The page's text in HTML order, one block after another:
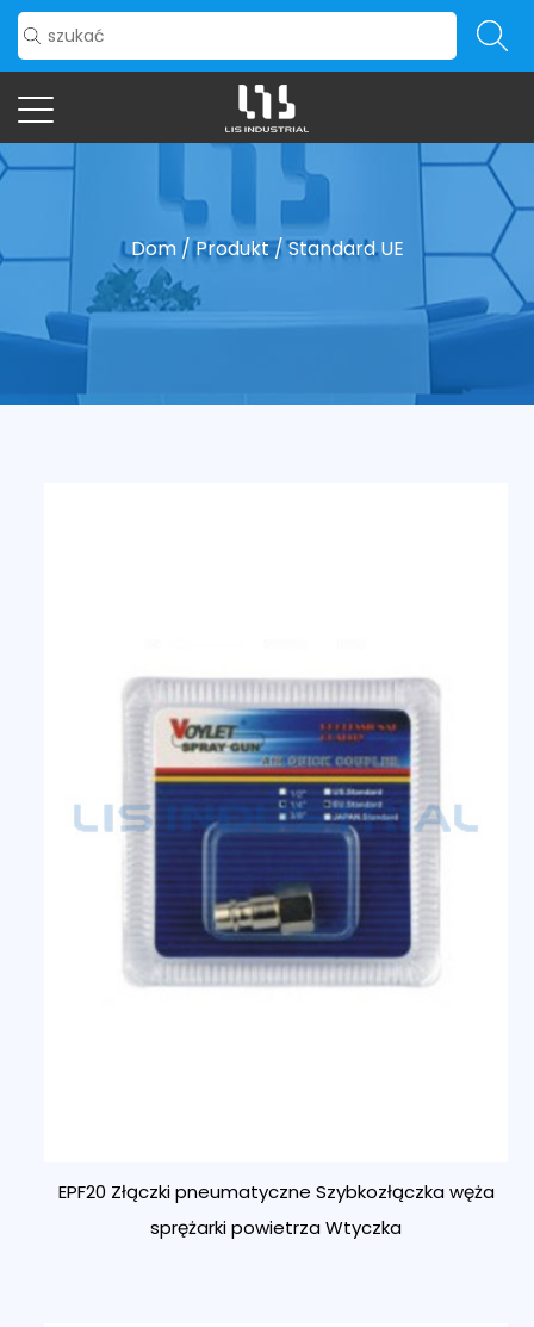
Dom/Produkt/Standard UE
EPF20 Złączki pneumatyczne Szybkozłączka węża
sprężarki powietrza Wtyczka